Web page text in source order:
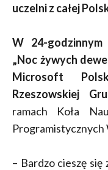
uczelni z całej
W 24-godzinnym
„Noc żywych
Microsoft
Rzeszowskiej
ramach Koła
Programistycznych
– Bardzo cieszę